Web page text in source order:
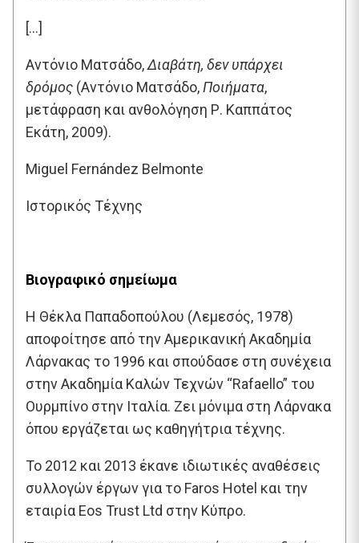
[…]
Αντόνιο Ματσάδο,Διαβάτη, δεν υπάρχει
δρόμος (Αντόνιο Ματσάδο,Ποιήματα,
μετάφραση και ανθολόγηση Ρ. Καππάτος
Εκάτη, 2009).
Miguel Fernández Belmonte
Ιστορικός Τέχνης
Βιογραφικό σημείωμα
Η Θέκλα Παπαδοπούλου (Λεμεσός, 1978)
αποφοίτησε από την Αμερικανική Ακαδημία
Λάρνακας το 1996 και σπούδασε στη συνέχεια
στην Ακαδημία Καλών Τεχνών “Rafaello” του
Ουρμπίνο στην Ιταλία. Ζει μόνιμα στη Λάρνακα
όπου εργάζεται ως καθηγήτρια τέχνης.
Το 2012 και 2013 έκανε ιδιωτικές αναθέσεις
συλλογών έργων για το Faros Hotel και την
εταιρία Eos Trust Ltd στην Κύπρο.